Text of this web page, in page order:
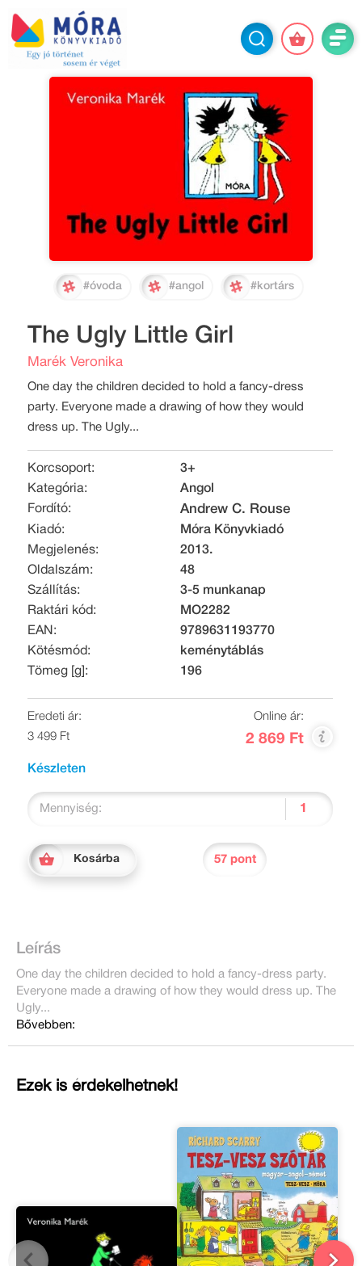
#óvoda #angol #kortárs
The Ugly Little Girl
Marék Veronika
One day the children decided to hold a fancy-dress
party. Everyone made a drawing of how they would
dress up. The Ugly...
Korcsoport:
3+
Kategória:
Angol
Fordító:
Andrew C. Rouse
Kiadó:
Móra Könyvkiadó
Megjelenés:
2013.
Oldalszám:
48
Szállítás:
3-5 munkanap
Raktári kód:
MO2282
EAN:
9789631193770
Kötésmód:
keménytáblás
Tömeg [g]:
196
Eredeti ár:
3 499 Ft
Online ár:
2 869 Ft
Készleten
Mennyiség:
Kosárba 57 pont
Leírás
One day the children decided to hold a fancy-dress party.
Everyone made a drawing of how they would dress up. The
Ugly...
Bővebben:
Ezek is érdekelhetnek!